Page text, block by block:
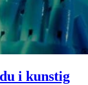
i kunstig